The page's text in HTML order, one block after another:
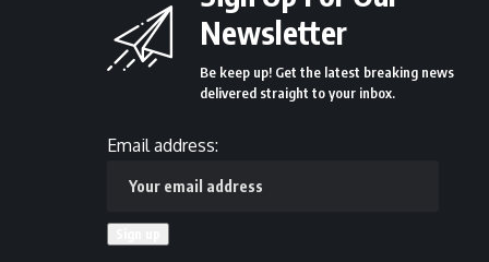
Newsletter
Be keep up! Get the latest breaking news
delivered straight to your inbox.
Email address: